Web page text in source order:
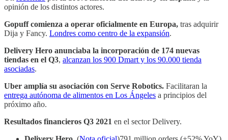
opinión de los distintos actores.
Gopuff comienza a operar oficialmente en Europa, tras adquirir
Dija y Fancy. Londres como centro de la expansión.
Delivery Hero anunciaba la incorporación de 174 nuevas
tiendas en el Q3, alcanzan los 900 Dmart y los 90.000 tienda
asociadas.
Uber amplía su asociación con Serve Robotics. Facilitaran la
entrega autónoma de alimentos en Los Ángeles a principios del
próximo año.
Resultados financieros Q3 2021 en el sector Delivery.